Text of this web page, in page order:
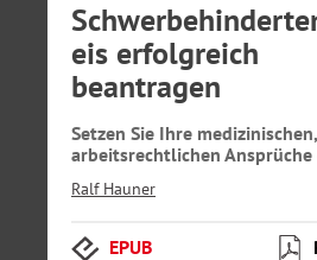
eis erfolgreich
beantragen
Setzen Sie Ihre
arbeitsrechtlichen Ansprüche
Ralf Hauner
EPUB